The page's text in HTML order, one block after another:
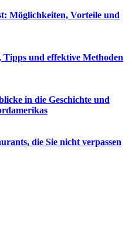
Möglichkeiten, Vorteile und
und effektive Methoden
in die Geschichte und
die Sie nicht verpassen